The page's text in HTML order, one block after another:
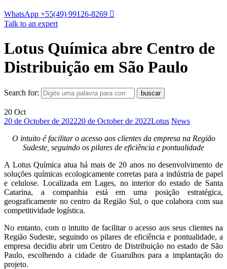
WhatsApp +55(49) 99126-8269
Talk to an expert
Lotus Química abre Centro de
Distribuição em São Paulo
Search for: buscar
20 Oct
20 de October de 202220 de October de 2022Lotus News
O intuito é facilitar o acesso aos clientes da empresa na Região
Sudeste, seguindo os pilares de eficiência e pontualidade
A Lotus Química atua há mais de 20 anos no desenvolvimento de
soluções químicas ecologicamente corretas para a indústria de papel
e celulose. Localizada em Lages, no interior do estado de Santa
Catarina, a companhia está em uma posição estratégica,
geograficamente no centro da Região Sul, o que colabora com sua
competitividade logística.
No entanto, com o intuito de facilitar o acesso aos seus clientes na
Região Sudeste, seguindo os pilares de eficiência e pontualidade, a
empresa decidiu abrir um Centro de Distribuição no estado de São
Paulo, escolhendo a cidade de Guarulhos para a implantação do
projeto.